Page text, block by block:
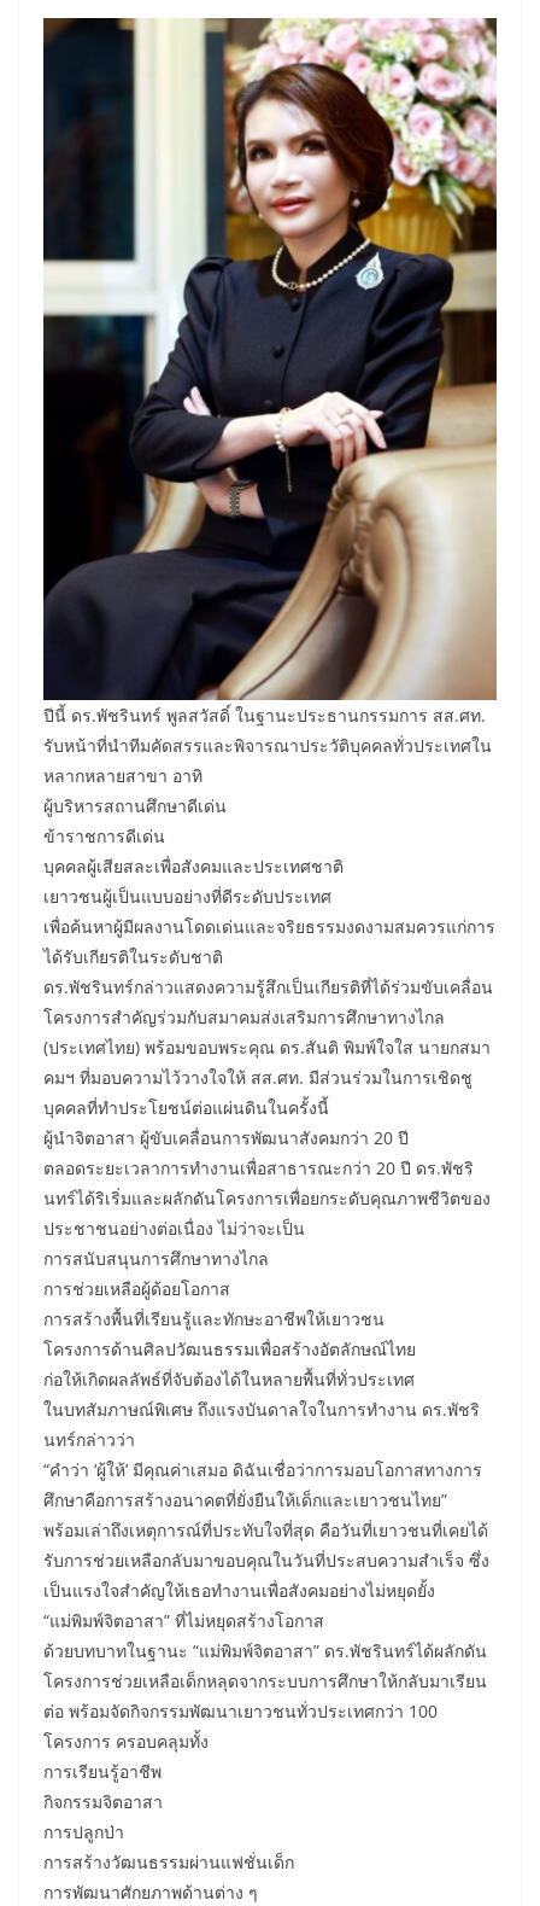
ปีนี้ ดร.พัชรินทร์ พูลสวัสดิ์ ในฐานะประธานกรรมการ สส.ศท.
รับหน้าที่นำทีมคัดสรรและพิจารณาประวัติบุคคลทั่วประเทศใน
หลากหลายสาขา อาทิ
ผู้บริหารสถานศึกษาดีเด่น
ข้าราชการดีเด่น
บุคคลผู้เสียสละเพื่อสังคมและประเทศชาติ
เยาวชนผู้เป็นแบบอย่างที่ดีระดับประเทศ
เพื่อค้นหาผู้มีผลงานโดดเด่นและจริยธรรมงดงามสมควรแก่การ
ได้รับเกียรติในระดับชาติ
ดร.พัชรินทร์กล่าวแสดงความรู้สึกเป็นเกียรติที่ได้ร่วมขับเคลื่อน
โครงการสำคัญร่วมกับสมาคมส่งเสริมการศึกษาทางไกล
(ประเทศไทย) พร้อมขอบพระคุณ ดร.สันติ พิมพ์ใจใส นายกสมา
คมฯ ที่มอบความไว้วางใจให้ สส.ศท. มีส่วนร่วมในการเชิดชู
บุคคลที่ทำประโยชน์ต่อแผ่นดินในครั้งนี้
ผู้นำจิตอาสา ผู้ขับเคลื่อนการพัฒนาสังคมกว่า 20 ปี
ตลอดระยะเวลาการทำงานเพื่อสาธารณะกว่า 20 ปี ดร.พัชริ
นทร์ได้ริเริ่มและผลักดันโครงการเพื่อยกระดับคุณภาพชีวิตของ
ประชาชนอย่างต่อเนื่อง ไม่ว่าจะเป็น
การสนับสนุนการศึกษาทางไกล
การช่วยเหลือผู้ด้อยโอกาส
การสร้างพื้นที่เรียนรู้และทักษะอาชีพให้เยาวชน
โครงการด้านศิลปวัฒนธรรมเพื่อสร้างอัตลักษณ์ไทย
ก่อให้เกิดผลลัพธ์ที่จับต้องได้ในหลายพื้นที่ทั่วประเทศ
ในบทสัมภาษณ์พิเศษ ถึงแรงบันดาลใจในการทำงาน ดร.พัชริ
นทร์กล่าวว่า
“คำว่า ‘ผู้ให้’ มีคุณค่าเสมอ ดิฉันเชื่อว่าการมอบโอกาสทางการ
ศึกษาคือการสร้างอนาคตที่ยั่งยืนให้เด็กและเยาวชนไทย”
พร้อมเล่าถึงเหตุการณ์ที่ประทับใจที่สุด คือวันที่เยาวชนที่เคยได้
รับการช่วยเหลือกลับมาขอบคุณในวันที่ประสบความสำเร็จ ซึ่ง
เป็นแรงใจสำคัญให้เธอทำงานเพื่อสังคมอย่างไม่หยุดยั้ง
“แม่พิมพ์จิตอาสา” ที่ไม่หยุดสร้างโอกาส
ด้วยบทบาทในฐานะ “แม่พิมพ์จิตอาสา” ดร.พัชรินทร์ได้ผลักดัน
โครงการช่วยเหลือเด็กหลุดจากระบบการศึกษาให้กลับมาเรียน
ต่อ พร้อมจัดกิจกรรมพัฒนาเยาวชนทั่วประเทศกว่า 100
โครงการ ครอบคลุมทั้ง
การเรียนรู้อาชีพ
กิจกรรมจิตอาสา
การปลูกป่า
การสร้างวัฒนธรรมผ่านแฟชั่นเด็ก
การพัฒนาศักยภาพด้านต่าง ๆ